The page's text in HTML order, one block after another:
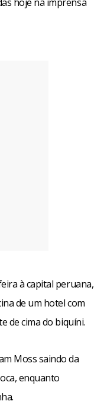
à capital peruana,
de um hotel com
de cima do biquíni.
Moss saindo da
enquanto